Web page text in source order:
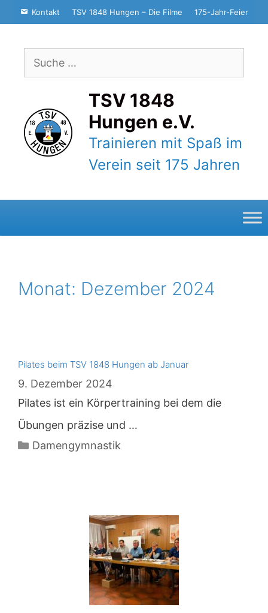
Zum
Kontakt TSV 1848 Hungen – Die Filme 175-Jahr-Feier
Suche
nach:
TSV 1848
Hungen e.V.
Trainieren mit Spaß im
Verein seit 175 Jahren
Monat: Dezember 2024
Pilates beim TSV 1848 Hungen ab Januar
9. Dezember 2024
Pilates ist ein Körpertraining bei dem die
Übungen präzise und …
Kategorien
Damengymnastik